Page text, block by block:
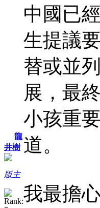
龍
井樹
版主
中國已
生提議
替或並
展，最
小孩重
道。
我最擔